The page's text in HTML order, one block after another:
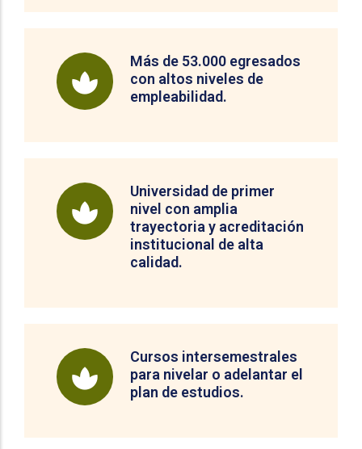
Más de 53.000 egresados
con altos niveles de
empleabilidad.
Universidad de primer
nivel con amplia
trayectoria y acreditación
institucional de alta
calidad.
Cursos intersemestrales
para nivelar o adelantar el
plan de estudios.